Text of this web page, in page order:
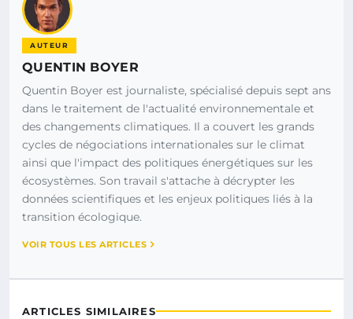
AUTEUR
QUENTIN BOYER
Quentin Boyer est journaliste, spécialisé depuis sept ans
dans le traitement de l'actualité environnementale et
des changements climatiques. Il a couvert les grands
cycles de négociations internationales sur le climat
ainsi que l'impact des politiques énergétiques sur les
écosystèmes. Son travail s'attache à décrypter les
données scientifiques et les enjeux politiques liés à la
transition écologique.
VOIR TOUS LES ARTICLES
ARTICLES SIMILAIRES